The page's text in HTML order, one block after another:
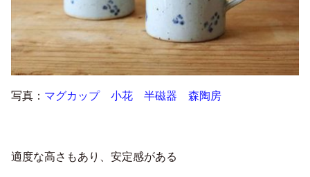
写真： マグカップ 小花 半磁器 森陶房
適度な高さもあり、安定感がある